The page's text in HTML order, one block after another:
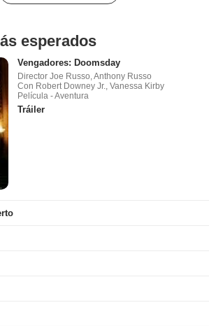
esperados
Vengadores: Doomsday
Director Joe Russo, Anthony Russo
Con Robert Downey Jr., Vanessa Kirby
Película - Aventura
Tráiler